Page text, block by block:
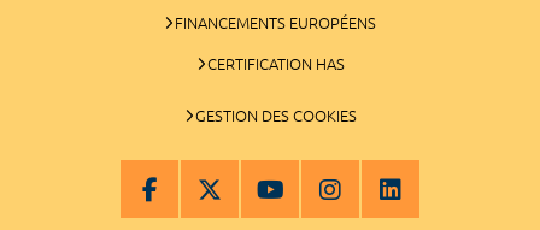
FINANCEMENTS EUROPÉENS
CERTIFICATION HAS
GESTION DES COOKIES